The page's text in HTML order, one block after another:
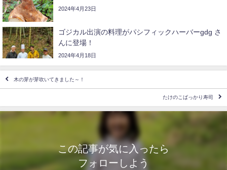
2024年4月23日
ゴジカル出演の料理がパシフィックハーバーgdg さ
んに登場！
2024年4月18日
木の芽が芽吹いてきました～！
たけのこばっかり寿司
この記事が気に入ったら
フォローしよう